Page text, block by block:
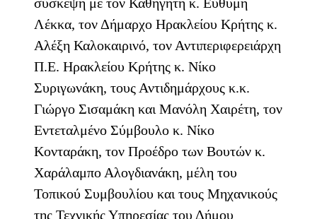
Λέκκα, τον Δήμαρχο Ηρακλείου Κρήτης κ.
Αλέξη Καλοκαιρινό, τον Αντιπεριφερειάρχη
Π.Ε. Ηρακλείου Κρήτης κ. Νίκο
Συριγωνάκη, τους Αντιδημάρχους κ.κ.
Γιώργο Σισαμάκη και Μανόλη Χαιρέτη, τον
Εντεταλμένο Σύμβουλο κ. Νίκο
Κονταράκη, τον Προέδρο των Βουτών κ.
Χαράλαμπο Αλογδιανάκη, μέλη του
Τοπικού Συμβουλίου και τους Μηχανικούς
της Τεχνικής Υπηρεσίας του Δήμου